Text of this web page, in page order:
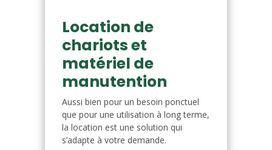
Location de
chariots et
matériel de
manutention
Aussi bien pour un besoin ponctuel
que pour une utilisation à long terme,
la location est une solution qui
s’adapte à votre demande.